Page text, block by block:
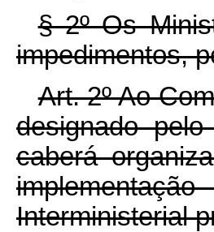
§ 2º Os
impedimentos,
Art. 2º Ao
designado
caberá
Interministerial